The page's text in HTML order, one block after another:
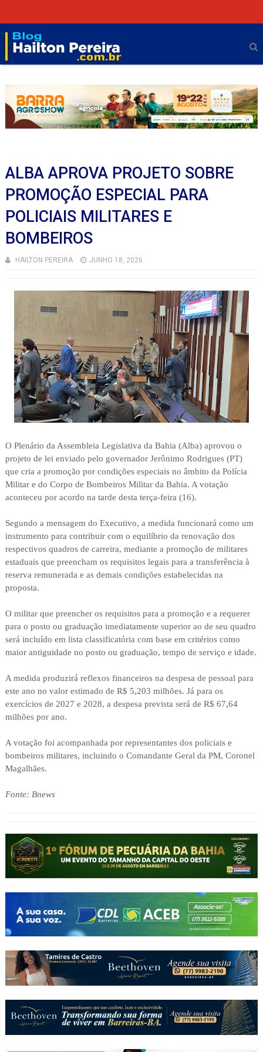
ALBA APROVA PROJETO SOBRE
PROMOÇÃO ESPECIAL PARA
POLICIAIS MILITARES E
BOMBEIROS
HAILTON PEREIRA JUNHO 18, 2026
O Plenário da Assembleia Legislativa da Bahia (Alba) aprovou o
projeto de lei enviado pelo governador Jerônimo Rodrigues (PT)
que cria a promoção por condições especiais no âmbito da Polícia
Militar e do Corpo de Bombeiros Militar da Bahia. A votação
aconteceu por acordo na tarde desta terça-feira (16).
Segundo a mensagem do Executivo, a medida funcionará como um
instrumento para contribuir com o equilíbrio da renovação dos
respectivos quadros de carreira, mediante a promoção de militares
estaduais que preencham os requisitos legais para a transferência à
reserva remunerada e as demais condições estabelecidas na
proposta.
O militar que preencher os requisitos para a promoção e a requerer
para o posto ou graduação imediatamente superior ao de seu quadro
será incluído em lista classificatória com base em critérios como
maior antiguidade no posto ou graduação, tempo de serviço e idade.
A medida produzirá reflexos financeiros na despesa de pessoal para
este ano no valor estimado de R$ 5,203 milhões. Já para os
exercícios de 2027 e 2028, a despesa prevista será de R$ 67,64
milhões por ano.
A votação foi acompanhada por representantes dos policiais e
bombeiros militares, incluindo o Comandante Geral da PM, Coronel
Magalhães.
Fonte: Bnews